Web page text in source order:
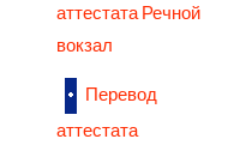
аттестата Речной
вокзал
Перевод
аттестата